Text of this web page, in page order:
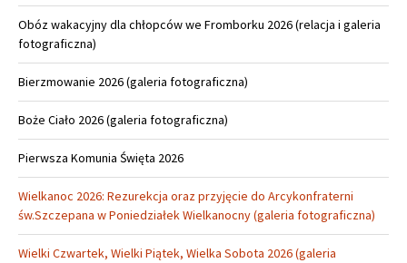
Obóz wakacyjny dla chłopców we Fromborku 2026 (relacja i galeria
fotograficzna)
Bierzmowanie 2026 (galeria fotograficzna)
Boże Ciało 2026 (galeria fotograficzna)
Pierwsza Komunia Święta 2026
Wielkanoc 2026: Rezurekcja oraz przyjęcie do Arcykonfraterni
św.Szczepana w Poniedziałek Wielkanocny (galeria fotograficzna)
Wielki Czwartek, Wielki Piątek, Wielka Sobota 2026 (galeria